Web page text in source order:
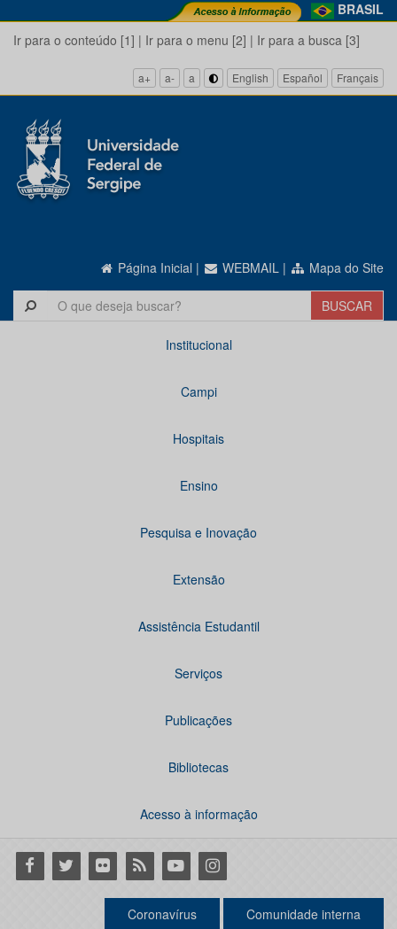
BRASIL
Ir para o conteúdo [1] | Ir para o menu [2] | Ir para a busca [3]
a+ a- a English Español Français
Página Inicial | WEBMAIL | Mapa do Site
Institucional
Campi
Hospitais
Ensino
Pesquisa e Inovação
Extensão
Assistência Estudantil
Serviços
Publicações
Bibliotecas
Acesso à informação
Facebook
Twitter Flickr RSS YoutubeInstagram
Coronavírus Comunidade interna